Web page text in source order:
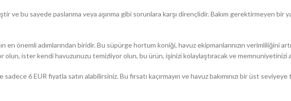
ve bu sayede paslanma veya aşınma gibi sorunlara karşı dirençlidir. Bakım gerektirmeyen bir
önemli adımlarından biridir. Bu süpürge hortum koniği, havuz ekipmanlarınızın verimliliğini
ister kendi havuzunuzu temizliyor olun, bu ürün, işinizi kolaylaştıracak ve memnuniyetinizi
6 EUR fiyatla satın alabilirsiniz. Bu fırsatı kaçırmayın ve havuz bakımınızı bir üst seviyeye